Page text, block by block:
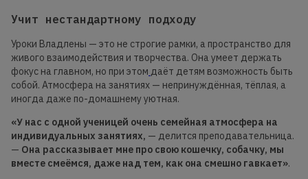
Учит нестандартному подходу
Уроки Владлены — это не строгие рамки, а пространство для
живого взаимодействия и творчества. Она умеет держать
фокус на главном, но при этом даёт детям возможность быть
собой. Атмосфера на занятиях — непринуждённая, тёплая, а
иногда даже по-домашнему уютная.
«У нас с одной ученицей очень семейная атмосфера на
индивидуальных занятиях, — делится преподавательница.
— Она рассказывает мне про свою кошечку, собачку, мы
вместе смеёмся, даже над тем, как она смешно гавкает».